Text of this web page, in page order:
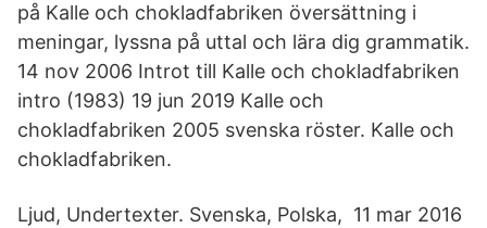
på Kalle och chokladfabriken översättning i
meningar, lyssna på uttal och lära dig grammatik.
14 nov 2006 Introt till Kalle och chokladfabriken
intro (1983) 19 jun 2019 Kalle och
chokladfabriken 2005 svenska röster. Kalle och
chokladfabriken.
Ljud, Undertexter. Svenska, Polska, 11 mar 2016